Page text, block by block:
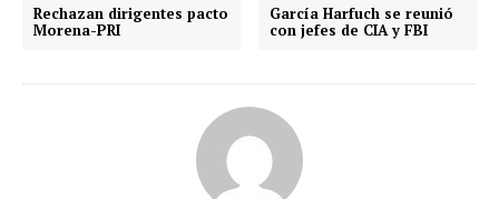
Rechazan dirigentes pacto
Morena-PRI
García Harfuch se reunió
con jefes de CIA y FBI